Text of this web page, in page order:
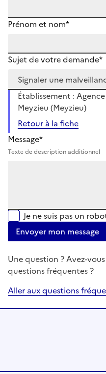
Prénom et nom*
Sujet de votre demande*
Établissement :
Meyzieu (Meyzieu)
Retour à la fiche
Message*
Texte de description additionnel
Je ne suis pas un
Envoyer mon message
Une question ? Avez-
questions fréquentes ?
Aller aux questions